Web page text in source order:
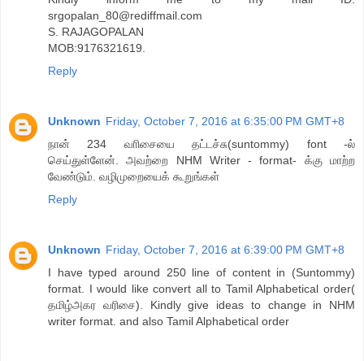
srgopalan_80@rediffmail.com
S. RAJAGOPALAN
MOB:9176321619.
Reply
Unknown Friday, October 7, 2016 at 6:35:00 PM GMT+8
நான் 234 வாிசையை தட்டச்சு(suntommy) font -ல்
செய்துள்ளேன். அவற்றை NHM Writer - format- க்கு மாற்ற
வேண்டும். வழிமுறையைக் கூறுங்கள்
Reply
Unknown Friday, October 7, 2016 at 6:39:00 PM GMT+8
I have typed around 250 line of content in (Suntommy)
format. I would like convert all to Tamil Alphabetical order(
தமிழ்அகர வரிசை). Kindly give ideas to change in NHM
writer format. and also Tamil Alphabetical order